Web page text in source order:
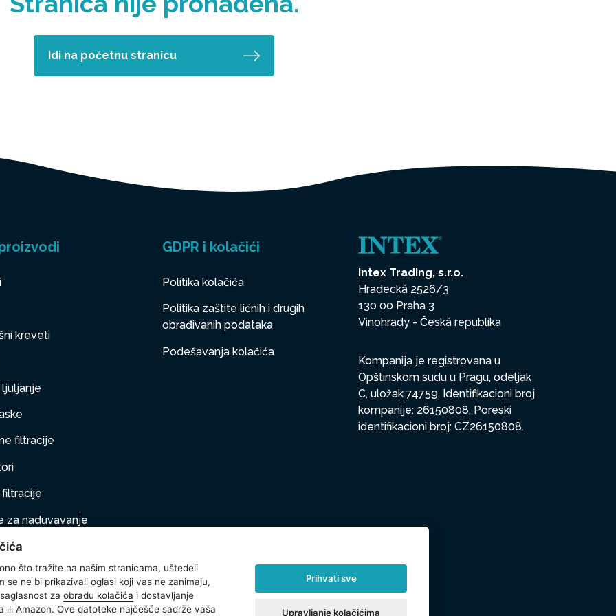
Idi na početnu stranicu
kreveti
filtracije
filtracije
za naduvavanje
na naduvavanje
oprema
GDPR i kolačići
Politika kolačića
Politika zaštite ličnih i drugih
obrađivanih podataka
Podešavanja kolačića
Intex Trading, s.r.o.
Hradecká 2526/3
130 00 Praha 3
Vinohrady - Česká republika
Kompanija je registrovana u
Opštinskom sudu u Pragu, odeljak
C, uložak 74759, Identifikacioni broj
kompanije: 26150808, Poreski
identifikacioni broj: CZ26150808.
što tražite na našim stranicama, uštedeli
se ne bi prikazivali oglasi koji vas ne zanimaju,
za obradu kolačića i dostavljanje
ili Amazon. Ove datoteke najčešće sadrže vaša
Prihvati sve
Upravljanje kolačićima